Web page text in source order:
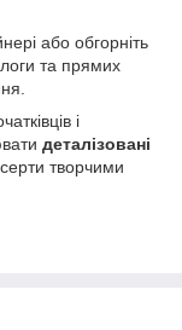
або обгорніть
та прямих
і
деталізовані
творчими